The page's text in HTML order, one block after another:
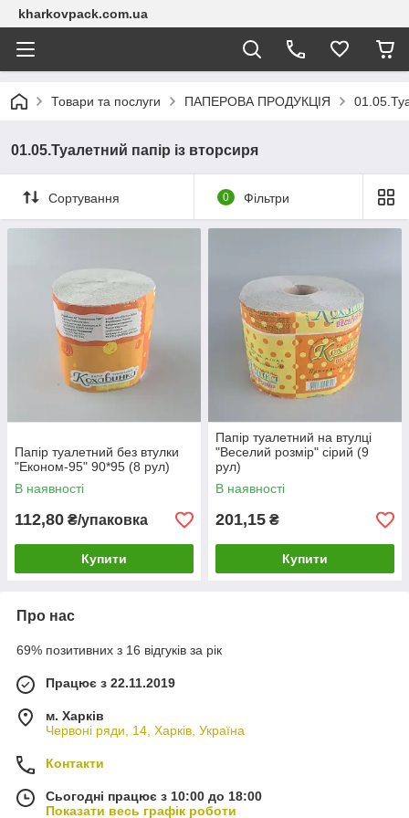
kharkovpack.com.ua
Товари та послуги ПАПЕРОВА ПРОДУКЦІЯ
01.05.Туалетний папір із вторсиря
Сортування 0 Фільтри
Папір туалетний без втулки
"Економ-95" 90*95 (8 рул)
В наявності
112,80 ₴/упаковка
Купити
Папір туалетний на втулці
"Веселий розмір" сірий (9
рул)
В наявності
201,15 ₴
Купити
Про нас
69% позитивних з 16 відгуків за рік
Працює з 22.11.2019
м. Харків
Червоні ряди, 14, Харків, Україна
Контакти
Сьогодні працює з 10:00 до 18:00
Показати весь графік роботи